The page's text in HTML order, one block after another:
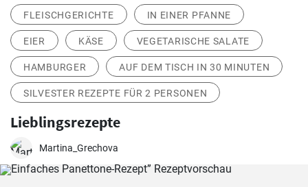
FLEISCHGERICHTE IN EINER PFANNE
EIER KÄSE VEGETARISCHE SALATE
HAMBURGER AUF DEM TISCH IN 30 MINUTEN
SILVESTER REZEPTE FÜR 2 PERSONEN
Lieblingsrezepte
Martina_Grechova